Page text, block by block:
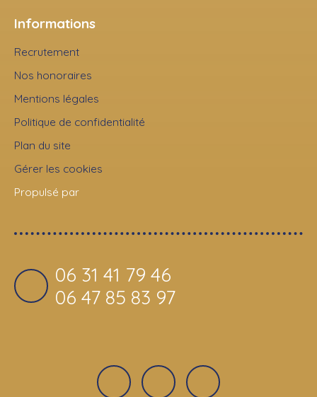
Informations
Recrutement
Nos honoraires
Mentions légales
Politique de confidentialité
Plan du site
Gérer les cookies
Propulsé par
06 31 41 79 46
06 47 85 83 97